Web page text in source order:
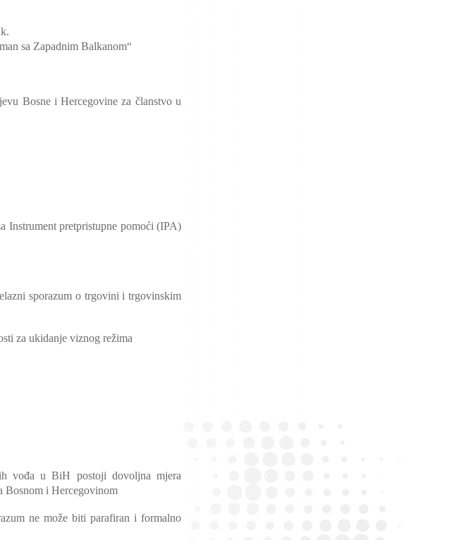
sa Zapadnim Balkanom“
Bosne i Hercegovine za članstvo u
Instrument pretpristupne pomoći (IPA)
sporazum o trgovini i trgovinskim
za ukidanje viznog režima
vođa u BiH postoji dovoljna mjera
Bosnom i Hercegovinom
ne može biti parafiran i formalno